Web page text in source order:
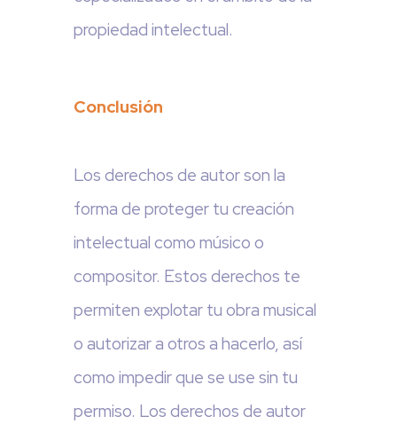
propiedad intelectual.
Conclusión
Los derechos de autor son la
forma de proteger tu creación
intelectual como músico o
compositor. Estos derechos te
permiten explotar tu obra musical
o autorizar a otros a hacerlo, así
como impedir que se use sin tu
permiso. Los derechos de autor